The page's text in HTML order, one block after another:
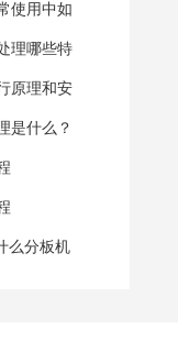
核心优
使用中如
理哪些特
它的能力
原理和安
是什么？
么分板机